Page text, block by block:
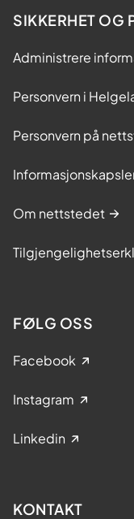
SIKKERHET OG
Administrere
Personvern i
Personvern på
Om nettstedet
FØLG OSS
Facebook
Instagram
Linkedin
KONTAKT